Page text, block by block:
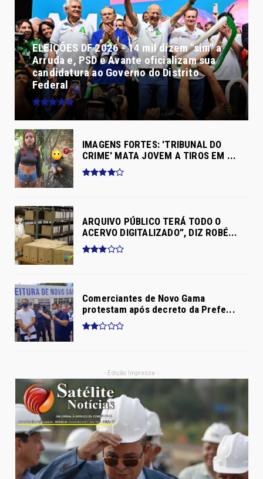
ELEIÇÕES DF 2026 - 14 mil dizem "sim" a
Arruda e, PSD e Avante oficializam sua
candidatura ao Governo do Distrito
Federal
IMAGENS FORTES: 'TRIBUNAL DO
CRIME' MATA JOVEM A TIROS EM ...
ARQUIVO PÚBLICO TERÁ TODO O
ACERVO DIGITALIZADO”, DIZ ROBÉ...
Comerciantes de Novo Gama
protestam após decreto da Prefe...
- Edição Impressa -